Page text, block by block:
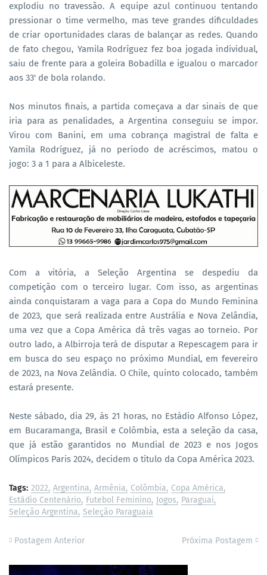
explodiu no travessão. A equipe azul continuou tentando
pressionar o time vermelho, mas teve grandes dificuldades
de criar oportunidades claras de balançar as redes. Quando
de fato chegou, Yamila Rodríguez fez boa jogada individual,
saiu de frente para a goleira Bobadilla e igualou o marcador
aos 33' de bola rolando.
Nos minutos finais, a partida começava a dar sinais de que
iria para as penalidades, a Argentina conseguiu se impor.
Virou com Banini, em uma cobrança magistral de falta e
Yamila Rodríguez, já no período de acréscimos, matou o
jogo: 3 a 1 para a Albiceleste.
Com a vitória, a Seleção Argentina se despediu da
competição com o terceiro lugar. Com isso, as argentinas
ainda conquistaram a vaga para a Copa do Mundo Feminina
de 2023, que será realizada entre Austrália e Nova Zelândia,
uma vez que a Copa América dá três vagas ao torneio. Por
outro lado, a Albirroja terá de disputar a Repescagem para ir
em busca do seu espaço no próximo Mundial, em fevereiro
de 2023, na Nova Zelândia. O Chile, quinto colocado, também
estará presente.
Neste sábado, dia 29, às 21 horas, no Estádio Alfonso López,
em Bucaramanga, Brasil e Colômbia, esta a seleção da casa,
que já estão garantidos no Mundial de 2023 e nos Jogos
Olímpicos Paris 2024, decidem o título da Copa América 2023.
Tags: 2022 Argentina Armênia Colômbia Copa América
Estádio Centenário Futebol Feminino Jogos Paraguai
Seleção Argentina Seleção Paraguaia
Postagem Anterior Próxima Postagem